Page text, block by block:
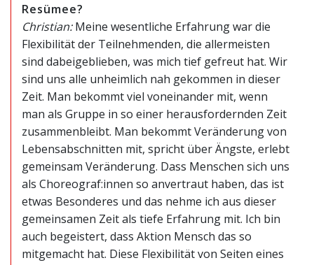
Resümee?
Christian:Meine wesentliche Erfahrung war die
Flexibilität der Teilnehmenden, die allermeisten
sind dabeigeblieben, was mich tief gefreut hat. Wir
sind uns alle unheimlich nah gekommen in dieser
Zeit. Man bekommt viel voneinander mit, wenn
man als Gruppe in so einer herausfordernden Zeit
zusammenbleibt. Man bekommt Veränderung von
Lebensabschnitten mit, spricht über Ängste, erlebt
gemeinsam Veränderung. Dass Menschen sich uns
als Choreograf:innen so anvertraut haben, das ist
etwas Besonderes und das nehme ich aus dieser
gemeinsamen Zeit als tiefe Erfahrung mit. Ich bin
auch begeistert, dass Aktion Mensch das so
mitgemacht hat. Diese Flexibilität von Seiten eines